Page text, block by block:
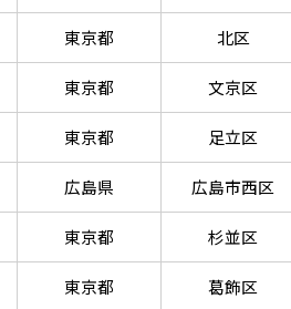
東京都 北区
東京都 文京区
東京都 足立区
広島県 広島市西区
東京都 杉並区
東京都 葛飾区